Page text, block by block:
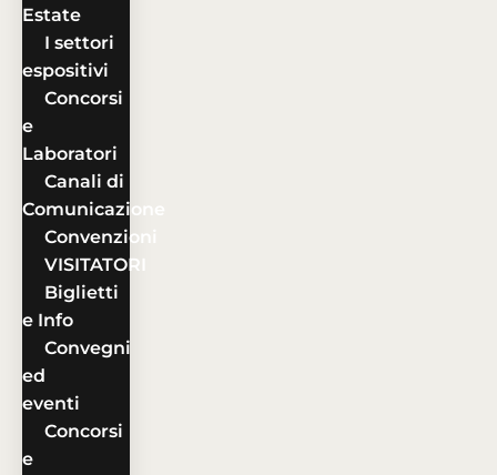
Estate
I settori
espositivi
Concorsi
e
Laboratori
Canali di
Comunicazione
Convenzioni
VISITATORI
Biglietti
e Info
Convegni
ed
eventi
Concorsi
e